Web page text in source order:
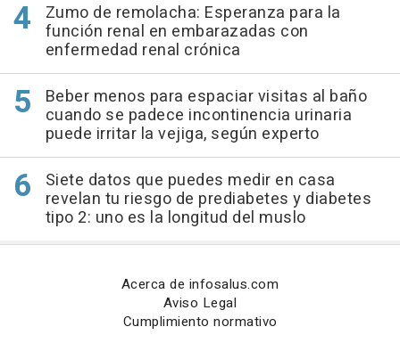
Zumo de remolacha: Esperanza para la
función renal en embarazadas con
enfermedad renal crónica
Beber menos para espaciar visitas al baño
cuando se padece incontinencia urinaria
puede irritar la vejiga, según experto
Siete datos que puedes medir en casa
revelan tu riesgo de prediabetes y diabetes
tipo 2: uno es la longitud del muslo
Acerca de infosalus.com
Aviso Legal
Cumplimiento normativo